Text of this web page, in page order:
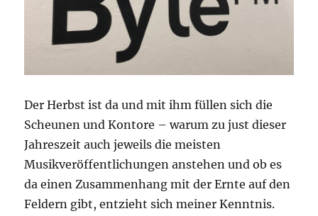
Der Herbst ist da und mit ihm füllen sich die
Scheunen und Kontore – warum zu just dieser
Jahreszeit auch jeweils die meisten
Musikveröffentlichungen anstehen und ob es
da einen Zusammenhang mit der Ernte auf den
Feldern gibt, entzieht sich meiner Kenntnis.